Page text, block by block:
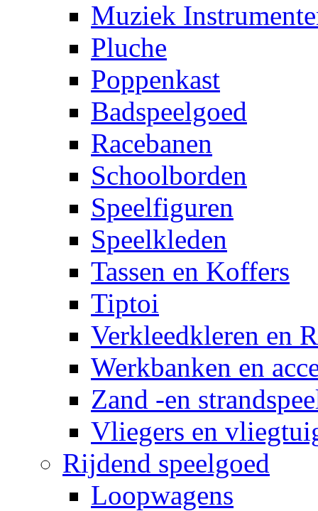
Muziek
Pluche
Poppenkast
Badspeelgoed
Racebanen
Schoolborden
Speelfiguren
Speelkleden
Tassen en Koffers
Tiptoi
Verkleedkleren en
Werkbanken en
Zand -en
Vliegers en
Rijdend speelgoed
Loopwagens